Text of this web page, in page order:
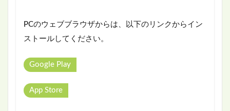
PCのウェブブラウザからは、以下のリンクからイン
ストールしてください。
Google Play
App Store